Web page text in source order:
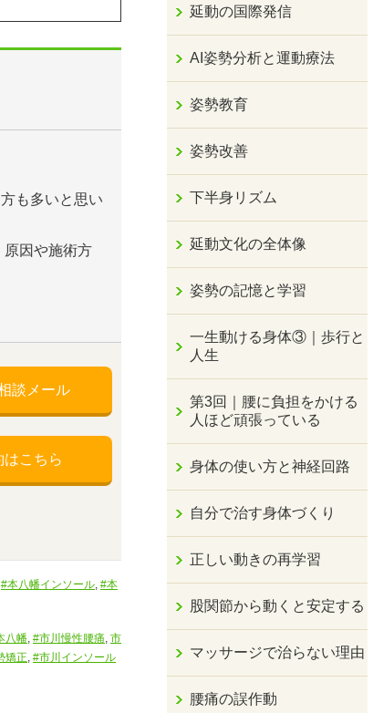
も多いと思い
因や施術方
談メール
はこちら
#本八幡インソール, #本
八幡, #市川慢性腰痛, 市
矯正, #市川インソール
延動の国際発信
AI姿勢分析と運動療法
姿勢教育
姿勢改善
下半身リズム
延動文化の全体像
姿勢の記憶と学習
一生動ける身体③｜歩行と
人生
第3回｜腰に負担をかける
人ほど頑張っている
身体の使い方と神経回路
自分で治す身体づくり
正しい動きの再学習
股関節から動くと安定する
マッサージで治らない理由
腰痛の誤作動